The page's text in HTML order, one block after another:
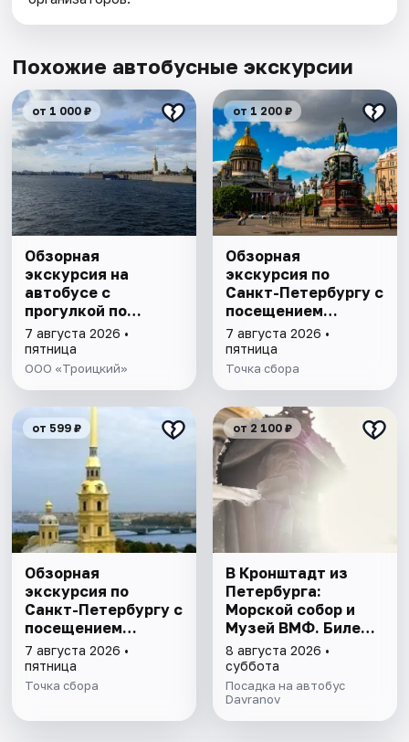
Похожие автобусные экскурсии
от 1 000 ₽
Обзорная
экскурсия на
автобусе с
прогулкой по
Петропавловской
крепости
7 августа 2026 •
пятница
ООО «Троицкий»
от 1 200 ₽
Обзорная
экскурсия по
Санкт-Петербургу с
посещением
Исаакиевского
собора
7 августа 2026 •
пятница
Точка сбора
от 599 ₽
Обзорная
экскурсия по
Санкт-Петербургу с
посещением
Петропавловской
крепости
7 августа 2026 •
пятница
Точка сбора
от 2 100 ₽
В Кронштадт из
Петербурга:
Морской собор и
Музей ВМФ. Билеты
включены
8 августа 2026 •
суббота
Посадка на автобус
Davranov